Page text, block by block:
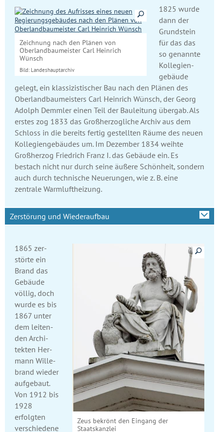
Details anzeigen
Zeichnung nach den Plänen von
Oberland­baumeister Carl Heinrich
Wünsch
Bild: Landeshauptarchiv
1825 wurde
dann der
Grund­stein
für das das
so genan­nte
Kol­legien­
gebäude
gelegt, ein klassizistischer Bau nach den Plänen des
Oberlandbau­meisters Carl Heinrich Wünsch, der Georg
Adolph Demmler einen Teil der Bauleitung übergab. Als
erstes zog 1833 das Großherzog­liche Archiv aus dem
Schloss in die bereits fertig gestellten Räume des neuen
Kollegien­gebäudes um. Im Dezember 1834 weihte
Großherzog Friedrich Franz I. das Gebäude ein. Es
bestach nicht nur durch seine äußere Schönheit, sondern
auch durch technische Neuerungen, wie z. B. eine
zentrale Warmluft­heizung.
Zerstörung und Wiederaufbau
Details anzeigen
Zeus bekrönt den Eingang der
Staatskanzlei
1865 zer­
störte ein
Brand das
Gebäu­de
völlig, doch
wurde es bis
1867 unter
dem leiten­
den Archi­
tekten Her­
mann Wille­
brand wieder
aufge­baut.
Von 1912 bis
1928
erfolgten
verschiedene